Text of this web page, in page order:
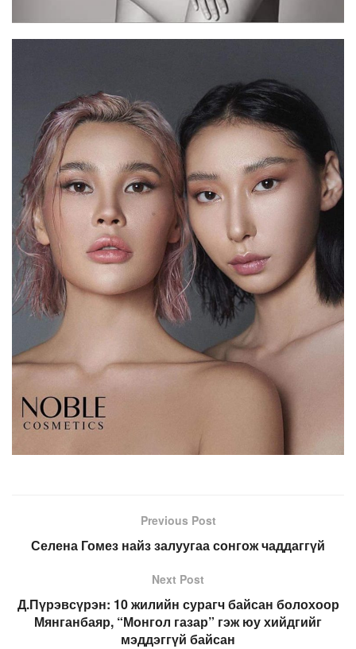
Previous Post
Селена Гомез найз залуугаа сонгож чаддаггүй
Next Post
Д.Пүрэвсүрэн: 10 жилийн сурагч байсан болохоор
Мянганбаяр, “Монгол газар” гэж юу хийдгийг
мэддэггүй байсан